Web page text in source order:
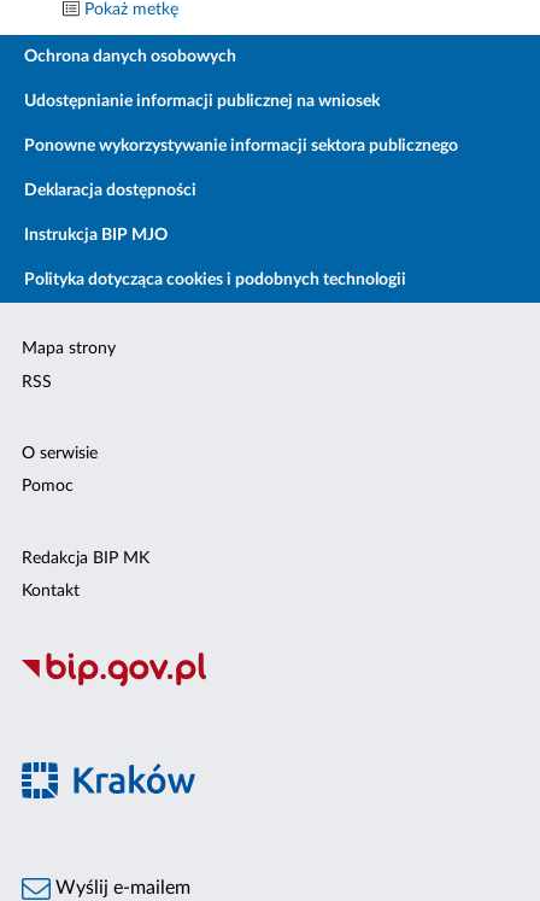
Pokaż metkę
Ochrona danych osobowych
Udostępnianie informacji publicznej na wniosek
Ponowne wykorzystywanie informacji sektora publicznego
Deklaracja dostępności
Instrukcja BIP MJO
Polityka dotycząca cookies i podobnych technologii
Mapa strony
RSS
O serwisie
Pomoc
Redakcja BIP MK
Kontakt
Wyślij e-mailem